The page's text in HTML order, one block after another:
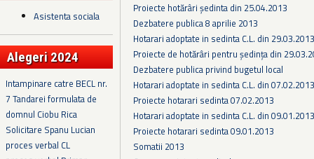
Asistenta sociala
Alegeri 2024
Intampinare catre BECL nr.
7 Tandarei formulata de
domnul Ciobu Rica
Solicitare Spanu Lucian
proces verbal CL
Proiecte hotărâri ședinta din 25.04.2013
Dezbatere publica 8 aprilie 2013
Hotarari adoptate in sedinta C.L. din 29.03.2013
Proiecte de hotărâri pentru ședința din
Dezbatere publica privind bugetul local
Hotarari adoptate in sedinta C.L. din 07.02.2013
Proiecte hotarari sedinta 07.02.2013
Hotarari adoptate in sedinta C.L. din 09.01.2013
Proiecte hotarari sedinta 09.01.2013
Somatii 2013